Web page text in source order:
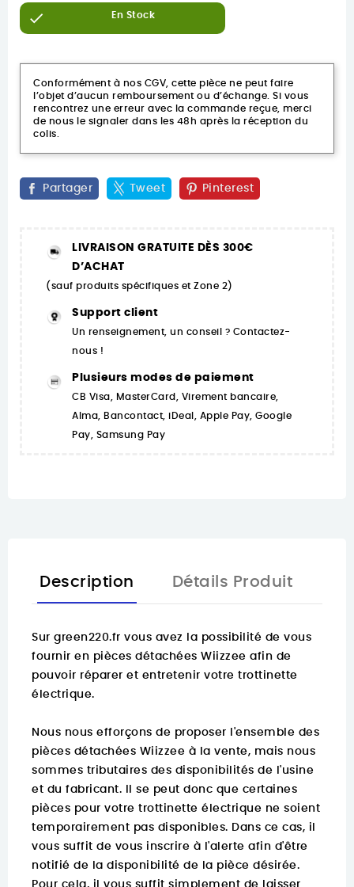
 En Stock
Conformément à nos CGV, cette pièce ne peut faire
l’objet d’aucun remboursement ou d’échange. Si vous
rencontrez une erreur avec la commande reçue, merci
de nous le signaler dans les 48h après la réception du
colis.
Partager Tweet Pinterest
LIVRAISON GRATUITE DÈS 300€
D’ACHAT
(sauf produits spécifiques et Zone 2)
Support client
Un renseignement, un conseil ? Contactez-
nous !
Plusieurs modes de paiement
CB Visa, MasterCard, Virement bancaire,
Alma, Bancontact, iDeal, Apple Pay, Google
Pay, Samsung Pay
Description Détails Produit
Sur green220.fr vous avez la possibilité de vous
fournir en pièces détachées Wiizzee afin de
pouvoir réparer et entretenir votre trottinette
électrique.
Nous nous efforçons de proposer l'ensemble des
pièces détachées Wiizzee à la vente, mais nous
sommes tributaires des disponibilités de l'usine
et du fabricant. Il se peut donc que certaines
pièces pour votre trottinette électrique ne soient
temporairement pas disponibles. Dans ce cas, il
vous suffit de vous inscrire à l'alerte afin d'être
notifié de la disponibilité de la pièce désirée.
Pour cela, il vous suffit simplement de laisser